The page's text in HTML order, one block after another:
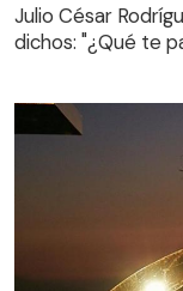
Julio César
dichos: "¿Qué te